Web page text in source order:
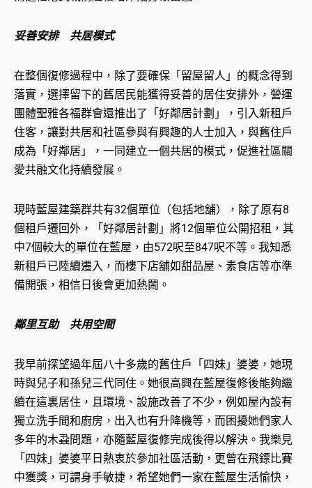
妥善安排 共居模式
在整個復修過程中，除了要確保「留屋留人」的概念得到
落實，選擇留下的舊居民能獲得妥善的居住安排外，營運
團體聖雅各福群會還推出了「好鄰居計劃」，引入新租戶
住客，讓對共居和社區參與有興趣的人士加入，與舊住戶
成為「好鄰居」，一同建立一個共居的模式，促進社區關
愛共融文化持續發展。
現時藍屋建築群共有32個單位（包括地舖），除了原有8
個租戶遷回外，「好鄰居計劃」將12個單位公開招租，其
中7個較大的單位在藍屋，由572呎至847呎不等。我知悉
新租戶已陸續遷入，而樓下店舖如甜品屋、素食店等亦準
備開張，相信日後會更加熱鬧。
鄰里互助 共用空間
我早前探望過年屆八十多歲的舊住戶「四妹」婆婆，她現
時與兒子和孫兒三代同住。她很高興在藍屋復修後能夠繼
續在這裏居住，且環境、設施改善了不少，例如屋內設有
獨立洗手間和廚房，出入也有升降機等，而困擾她們家人
多年的木蝨問題，亦隨藍屋復修完成後得以解決。我樂見
「四妹」婆婆平日熱衷於參加社區活動，更曾在飛鏢比賽
中獲獎，可謂身手敏捷，希望她們一家在藍屋生活愉快，